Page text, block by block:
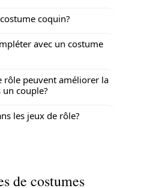
coquin?
avec un costume
rôle peuvent améliorer la
couple?
les jeux de rôle?
de costumes